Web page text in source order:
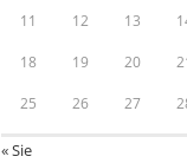
11 12 13
18 19 20
25 26 27
« Sie